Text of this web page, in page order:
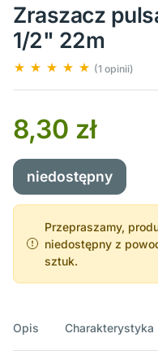
Zraszacz
1/2" 22m
(1 opinii)
8,30 zł
niedostępny
Przepraszamy,
niedostępny z
sztuk.
Opis Charakterystyka